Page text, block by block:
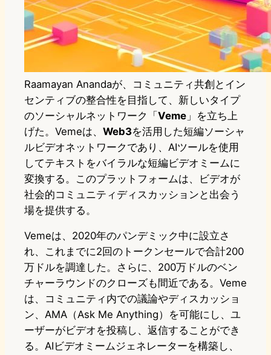
Raamayan Anandaが、コミュニティ共創とイン
センティブの整合性を目指して、新しいタイプ
のソーシャルネットワーク「 Veme 」を立ち上
げた。Vemeは、 Web3を活用した短編ソーシャ
ルビデオネットワークであり、AIツールを使用
してテキストをバイラルな短編ビデオミームに
変換する。このプラットフォームは、ビデオが
社会的コミュニティディスカッションと出会う
場を提供する。
Vemeは、2020年のパンデミック中に設立さ
れ、これまでに2回のトークンセールで合計200
万ドルを調達した。さらに、200万ドルのベン
チャーラウンドのクローズも間近である。Veme
は、コミュニティ内での議論やディスカッショ
ン、AMA（Ask Me Anything）を可能にし、ユ
ーザーがビデオを投稿し、返信することができ
る。AIビデオミームジェネレーターを構築し、